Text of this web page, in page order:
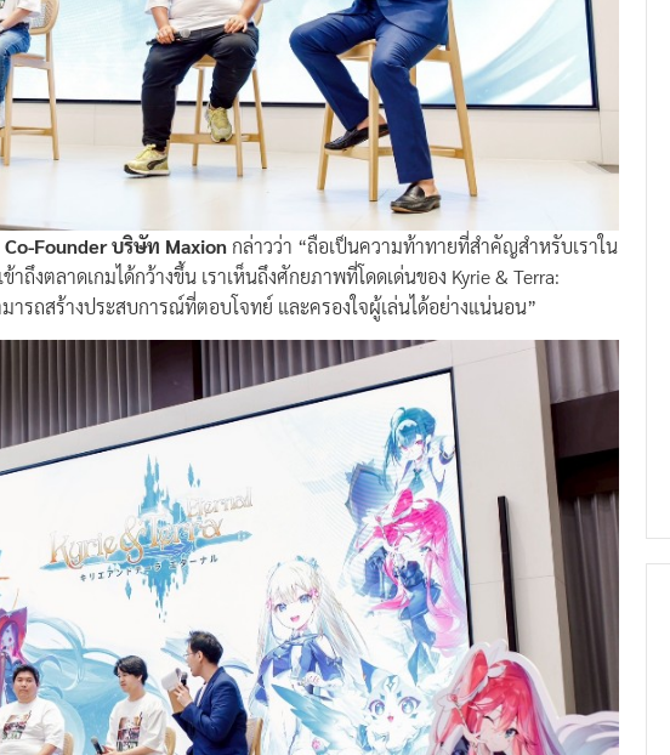
Founder บริษัท Maxion กล่าวว่า “ถือเป็นความท้าทายที่สำคัญสำหรับเราใน
าถึงตลาดเกมได้กว้างขึ้น เราเห็นถึงศักยภาพที่โดดเด่นของ Kyrie & Terra:
ารถสร้างประสบการณ์ที่ตอบโจทย์ และครองใจผู้เล่นได้อย่างแน่นอน”